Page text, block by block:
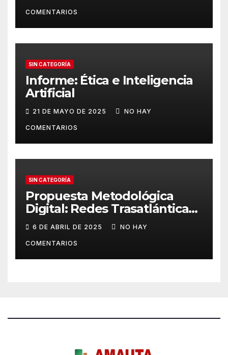
COMENTARIOS
SIN CATEGORÍA
Informe: Ética e Inteligencia
Artificial
21 DE MAYO DE 2025 NO HAY
COMENTARIOS
SIN CATEGORÍA
Propuesta Metodológica
Digital: Redes Trasatlánticas
de Poder
6 DE ABRIL DE 2025 NO HAY
COMENTARIOS